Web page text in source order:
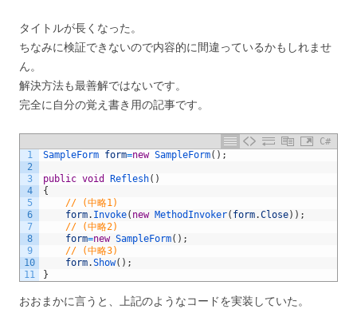
タイトルが長くなった。
ちなみに検証できないので内容的に間違っているかもしれませ
ん。
解決方法も最善解ではないです。
完全に自分の覚え書き用の記事です。
C#
1
2
3
4
5
6
7
8
9
10
11
SampleForm form=new SampleForm( ) ;
public void Reflesh( )
{
// (中略1)
form. Invoke( new MethodInvoker( form.Close) ) ;
// (中略2)
form=new SampleForm( ) ;
// (中略3)
form.Show( ) ;
}
おおまかに言うと、上記のようなコードを実装していた。